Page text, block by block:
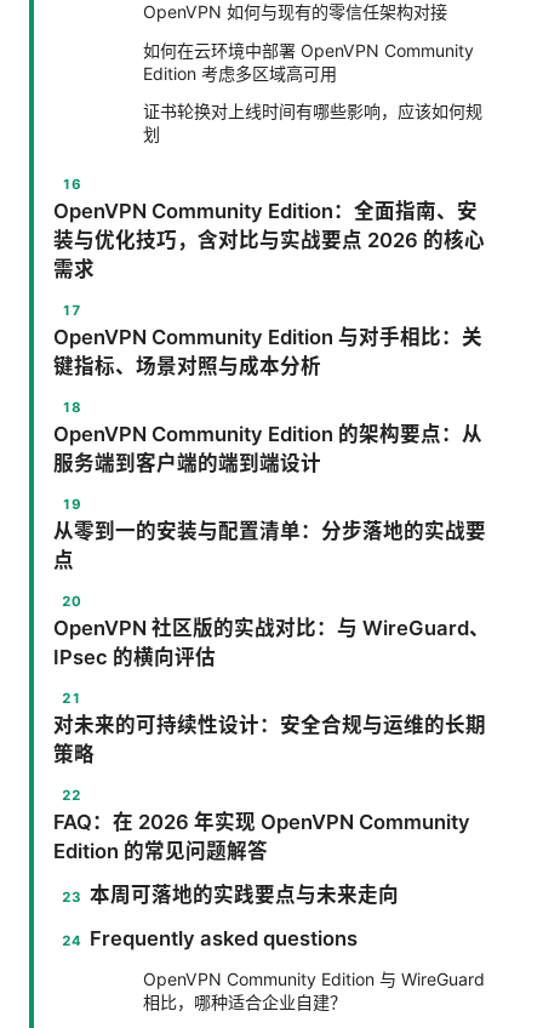
OpenVPN 如何与现有的零信任架构对接
如何在云环境中部署 OpenVPN Community
Edition 考虑多区域高可用
证书轮换对上线时间有哪些影响，应该如何规
划
OpenVPN Community Edition：全面指南、安
装与优化技巧，含对比与实战要点 2026 的核心
需求
OpenVPN Community Edition 与对手相比：关
键指标、场景对照与成本分析
OpenVPN Community Edition 的架构要点：从
服务端到客户端的端到端设计
从零到一的安装与配置清单：分步落地的实战要
点
OpenVPN 社区版的实战对比：与 WireGuard、
IPsec 的横向评估
对未来的可持续性设计：安全合规与运维的长期
策略
FAQ：在 2026 年实现 OpenVPN Community
Edition 的常见问题解答
本周可落地的实践要点与未来走向
Frequently asked questions
OpenVPN Community Edition 与 WireGuard
相比，哪种适合企业自建？